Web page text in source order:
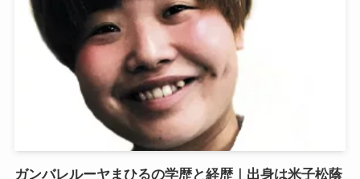
ガンバレルーヤまひるの学歴と経歴｜出身は米子松蔭